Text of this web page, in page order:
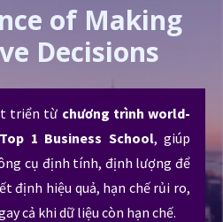
of Making
Decisions
triển từ chương trình world-
1 Business School, giúp
cụ định tính, định lượng để
định hiệu quả, hạn chế rủi ro,
cả khi dữ liệu còn hạn chế.